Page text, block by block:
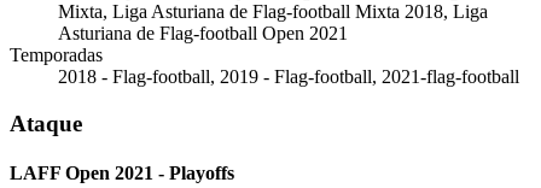
Mixta, Liga Asturiana de Flag-football Mixta 2018, Liga
Asturiana de Flag-football Open 2021
Temporadas
2018 - Flag-football, 2019 - Flag-football, 2021-flag-football
Ataque
LAFF Open 2021 - Playoffs